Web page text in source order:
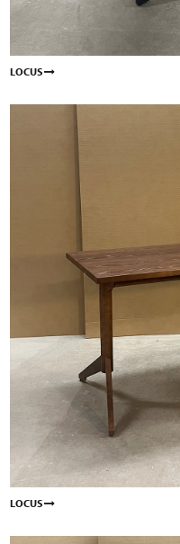
LOCUS
LOCUS